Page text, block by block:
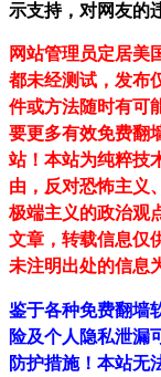
示支持，对网友的
网站管理员定居美
都未经测试，发
件或方法随时有可
要更多有效免费翻
站！ 本站为纯粹技
由，反对恐怖主义
极端主义的政治观
文章，转载信息仅
未注明出处的信息
鉴于各种免费翻墙
险及个人隐私泄漏
防护措施！本站无